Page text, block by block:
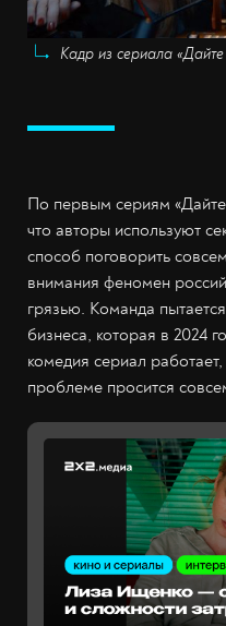
Кадр из сериала
По первым сериям
что авторы используют
способ поговорить
внимания феномен
грязью. Команда
бизнеса, которая в 2024
комедия сериал
проблеме просится